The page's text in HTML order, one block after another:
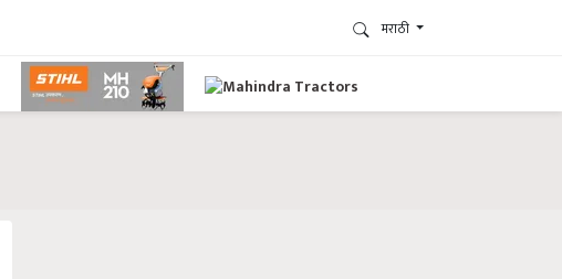
मराठी